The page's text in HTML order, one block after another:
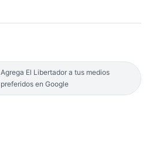
Agrega El Libertador a tus medios
preferidos en Google